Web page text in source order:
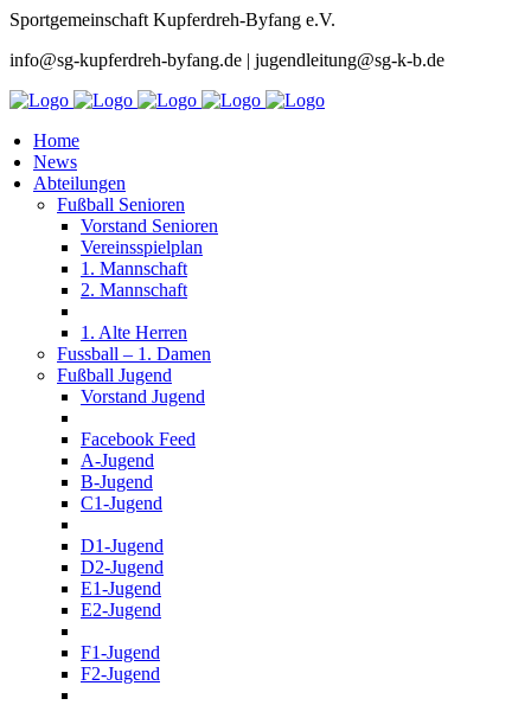
Sportgemeinschaft Kupferdreh-Byfang e.V.
info@sg-kupferdreh-byfang.de | jugendleitung@sg-k-b.de
Home
News
Abteilungen
Fußball Senioren
Vorstand Senioren
Vereinsspielplan
1. Mannschaft
2. Mannschaft
1. Alte Herren
Fussball – 1. Damen
Fußball Jugend
Vorstand Jugend
Facebook Feed
A-Jugend
B-Jugend
C1-Jugend
D1-Jugend
D2-Jugend
E1-Jugend
E2-Jugend
F1-Jugend
F2-Jugend